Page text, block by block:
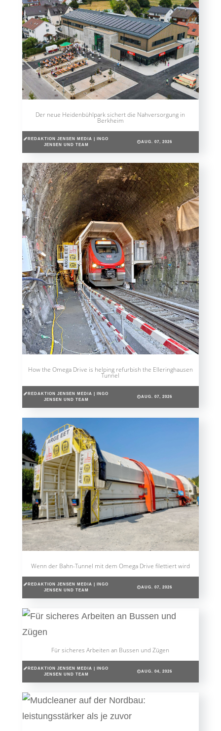
Der neue Heidenbühlpark sichert die Nahversorgung in
Berkheim
REDAKTION JENSEN MEDIA | INGO
JENSEN UND TEAM
AUG. 07, 2026
How the Omega Drive is helping refurbish the Elleringhausen
Tunnel
REDAKTION JENSEN MEDIA | INGO
JENSEN UND TEAM
AUG. 07, 2026
Wenn der Bahn-Tunnel mit dem Omega Drive filettiert wird
REDAKTION JENSEN MEDIA | INGO
JENSEN UND TEAM
AUG. 07, 2026
Für sicheres Arbeiten an Bussen und Zügen
REDAKTION JENSEN MEDIA | INGO
JENSEN UND TEAM
AUG. 04, 2026